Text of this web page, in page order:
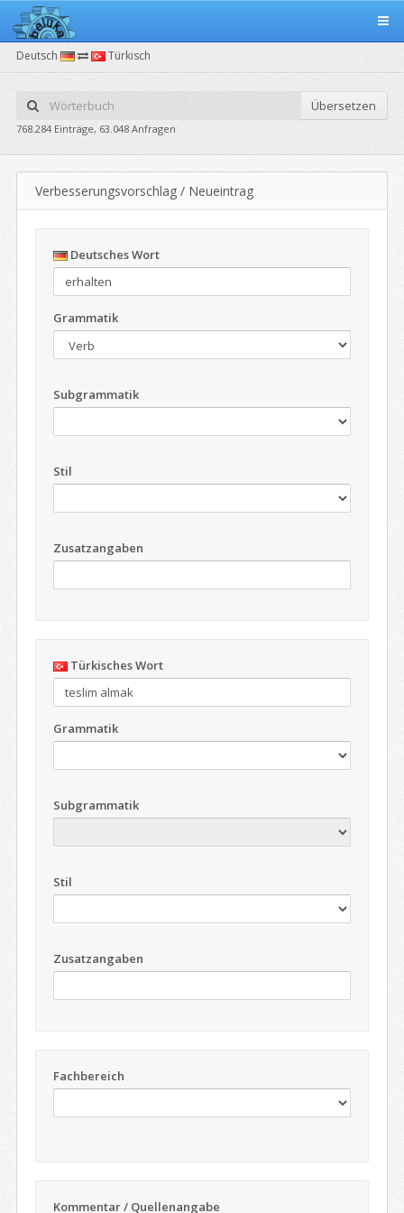
Deutsch Türkisch
Übersetzen
768.284 Einträge, 63.048 Anfragen
Verbesserungsvorschlag / Neueintrag
Deutsches Wort
Grammatik
Subgrammatik
Stil
Zusatzangaben
Türkisches Wort
Grammatik
Subgrammatik
Stil
Zusatzangaben
Fachbereich
Kommentar / Quellenangabe